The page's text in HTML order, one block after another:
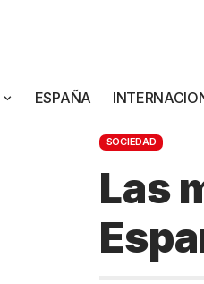
ESPAÑA
SOCIEDAD
Las